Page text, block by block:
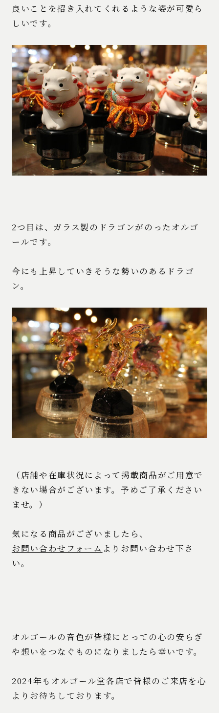
良いことを招き入れてくれるような姿が可愛ら
しいです。
2つ目は、ガラス製のドラゴンがのったオルゴ
ールです。
今にも上昇していきそうな勢いのあるドラゴ
ン。
（店舗や在庫状況によって掲載商品がご用意で
きない場合がございます。予めご了承ください
ませ。）
気になる商品がございましたら、
お問い合わせフォーム よりお問い合わせ下さ
い。
オルゴールの音色が皆様にとっての心の安らぎ
や想いをつなぐものになりましたら幸いです。
2024年もオルゴール堂各店で皆様のご来店を心
よりお待ちしております。